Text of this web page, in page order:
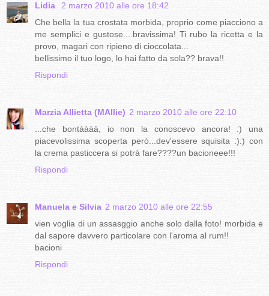
Lidia
2 marzo 2010 alle ore 18:42
Che bella la tua crostata morbida, proprio come piacciono a
me semplici e gustose....bravissima! Ti rubo la ricetta e la
provo, magari con ripieno di cioccolata...
bellissimo il tuo logo, lo hai fatto da sola?? brava!!
Rispondi
Marzia Allietta (MAllie) 2 marzo 2010 alle ore 22:10
...che bontàààà, io non la conoscevo ancora! :) una
piacevolissima scoperta però...dev'essere squisita :):) con
la crema pasticcera si potrà fare????un bacioneee!!!
Rispondi
Manuela e Silvia 2 marzo 2010 alle ore 22:55
vien voglia di un assasggio anche solo dalla foto! morbida e
dal sapore davvero particolare con l'aroma al rum!!
bacioni
Rispondi